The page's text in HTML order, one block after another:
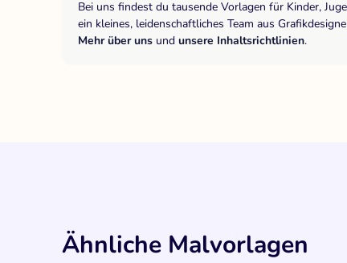
Bei uns findest du tausende Vorlagen für Kinder,
ein kleines, leidenschaftliches Team aus
Mehr über uns und unsere Inhaltsrichtlinien.
Ähnliche Malvorlagen